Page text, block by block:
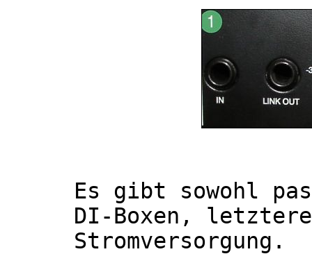
Es gibt sowohl
DI-Boxen,
Stromversorgung.